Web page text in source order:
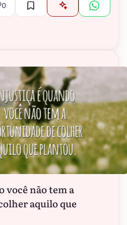
0
você não tem a
aquilo que